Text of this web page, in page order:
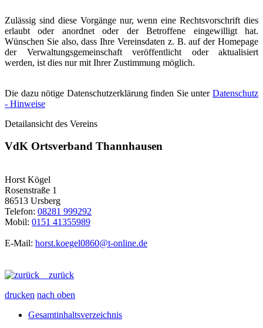
Zulässig sind diese Vorgänge nur, wenn eine Rechtsvorschrift dies
erlaubt oder anordnet oder der Betroffene eingewilligt hat.
Wünschen Sie also, dass Ihre Vereinsdaten z. B. auf der Homepage
der Verwaltungsgemeinschaft veröffentlicht oder aktualisiert
werden, ist dies nur mit Ihrer Zustimmung möglich.
Die dazu nötige Datenschutzerklärung finden Sie unter Datenschutz
- Hinweise
Detailansicht des Vereins
VdK Ortsverband Thannhausen
Horst Kögel
Rosenstraße 1
86513 Ursberg
Telefon: 08281 999292
Mobil: 0151 41355989
E-Mail: horst.koegel0860@t-online.de
zurück
drucken nach oben
Gesamtinhaltsverzeichnis